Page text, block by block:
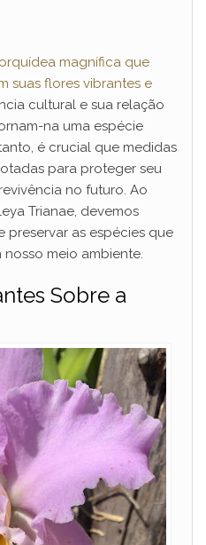
magnífica que
suas flores vibrantes e
cultural e sua relação
na uma espécie
é crucial que medidas
para proteger seu
no futuro. Ao
Trianae, devemos
preservar as espécies que
meio ambiente.
Sobre a